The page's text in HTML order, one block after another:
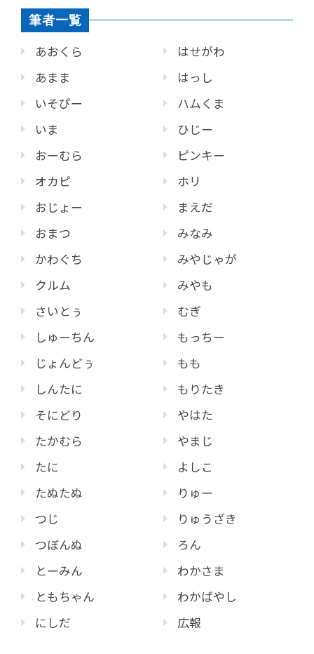
筆者一覧
あおくら
あまま
いそぴー
いま
おーむら
オカピ
おじょー
おまつ
かわぐち
クルム
さいとぅ
しゅーちん
じょんどぅ
しんたに
そにどり
たかむら
たに
たぬたぬ
つじ
つぼんぬ
とーみん
ともちゃん
にしだ
はせがわ
はっし
ハムくま
ひじー
ピンキー
ホリ
まえだ
みなみ
みやじゃが
みやも
むぎ
もっちー
もも
もりたき
やはた
やまじ
よしこ
りゅー
りゅうざき
ろん
わかさま
わかばやし
広報